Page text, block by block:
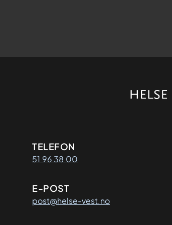
TELEFON
51 96 38 00
E-POST
post@helse-vest.no